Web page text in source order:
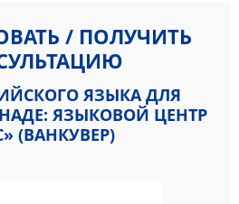
/ ПОЛУЧИТЬ
ЯЗЫКА ДЛЯ
ЯЗЫКОВОЙ ЦЕНТР
(ВАНКУВЕР)